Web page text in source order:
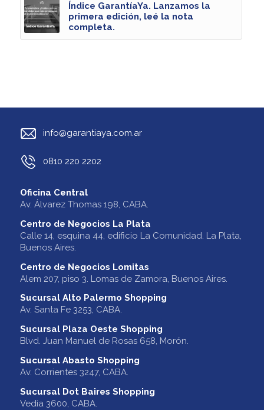
Índice GarantíaYa. Lanzamos la
primera edición, leé la nota
completa.
info@garantiaya.com.ar
0810 220 2202
Oficina Central
Av. Álvarez Thomas 198, CABA.
Centro de Negocios La Plata
Calle 14, esquina 44, edificio La Comunidad. La Plata,
Buenos Aires.
Centro de Negocios Lomitas
Alem 207, piso 3. Lomas de Zamora, Buenos Aires.
Sucursal Alto Palermo Shopping
Av. Santa Fe 3253, CABA.
Sucursal Plaza Oeste Shopping
Blvd. Juan Manuel de Rosas 658, Morón.
Sucursal Abasto Shopping
Av. Corrientes 3247, CABA.
Sucursal Dot Baires Shopping
Vedia 3600, CABA.